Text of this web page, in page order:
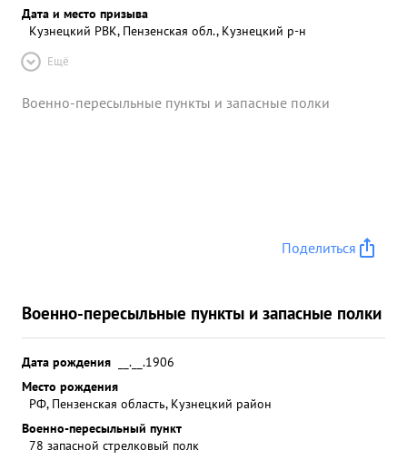
Дата и место призыва
Кузнецкий РВК, Пензенская обл., Кузнецкий р-н
Ещё
Военно-пересыльные пункты и запасные полки
Поделиться
Военно-пересыльные пункты и запасные полки
Дата рождения
__.__.1906
Место рождения
РФ, Пензенская область, Кузнецкий район
Военно-пересыльный пункт
78 запасной стрелковый полк